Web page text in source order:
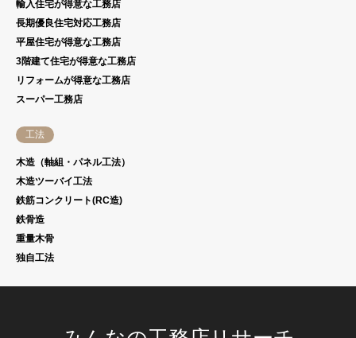
輸入住宅が得意な工務店
長期優良住宅対応工務店
平屋住宅が得意な工務店
3階建て住宅が得意な工務店
リフォームが得意な工務店
スーパー工務店
工法
木造（軸組・パネル工法）
木造ツーバイ工法
鉄筋コンクリート(RC造)
鉄骨造
重量木骨
独自工法